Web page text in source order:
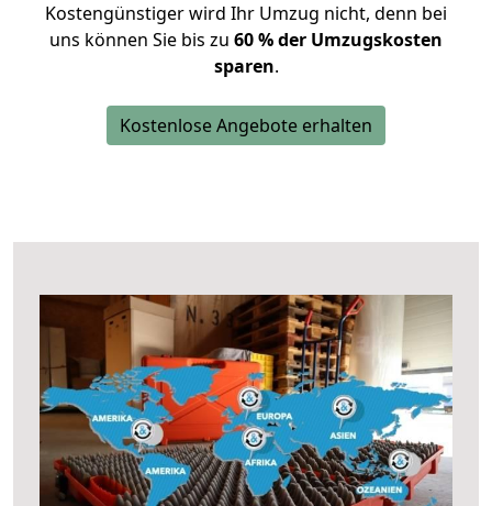
Kostengünstiger wird Ihr Umzug nicht, denn bei
uns können Sie bis zu 60 % der Umzugskosten
sparen.
Kostenlose Angebote erhalten